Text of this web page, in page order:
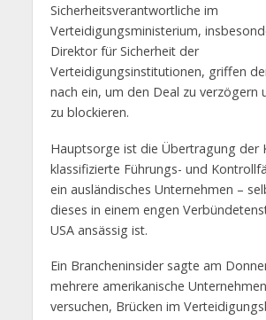
Sicherheitsverantwortliche im
Verteidigungsministerium,
Direktor für Sicherheit der
Verteidigungsinstitutionen, griffen
nach ein, um den Deal zu verzögern
zu blockieren.
Hauptsorge ist die Übertragung der
klassifizierte Führungs- und
ein ausländisches Unternehmen –
dieses in einem engen
USA ansässig ist.
Ein Brancheninsider sagte am
mehrere amerikanische
versuchen, Brücken im